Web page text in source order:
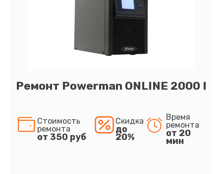
Ремонт Powerman ONLINE 2000 I
Стоимость
ремонта
от 350 руб
Скидка
до
20%
Время
ремонта
от 20
мин